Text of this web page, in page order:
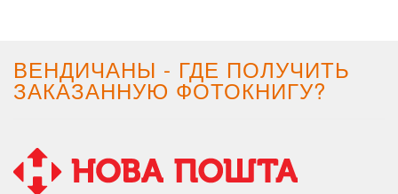
ВЕНДИЧАНЫ - ГДЕ ПОЛУЧИТЬ
ЗАКАЗАННУЮ ФОТОКНИГУ?